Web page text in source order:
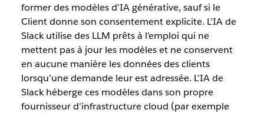
former des modèles d’IA générative, sauf si le
Client donne son consentement explicite. L’IA de
Slack utilise des LLM prêts à l’emploi qui ne
mettent pas à jour les modèles et ne conservent
en aucune manière les données des clients
lorsqu’une demande leur est adressée. L’IA de
Slack héberge ces modèles dans son propre
fournisseur d’infrastructure cloud (par exemple